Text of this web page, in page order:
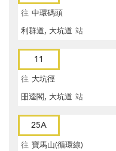
往 中環碼頭
利群道, 大坑道 站
11
往 大坑徑
昍逵閣, 大坑道 站
25A
往 寶馬山(循環線)